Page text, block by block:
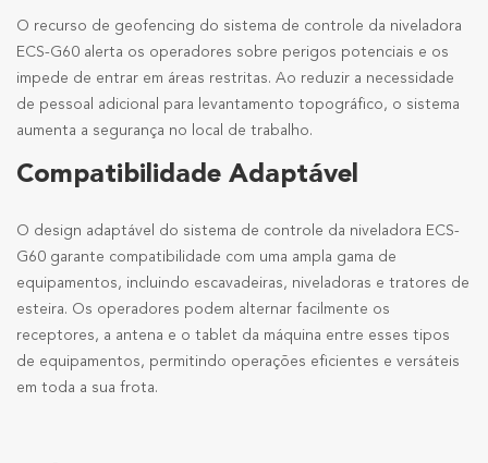
O recurso de geofencing do sistema de controle da niveladora
ECS-G60 alerta os operadores sobre perigos potenciais e os
impede de entrar em áreas restritas. Ao reduzir a necessidade
de pessoal adicional para levantamento topográfico, o sistema
aumenta a segurança no local de trabalho.
Compatibilidade Adaptável
O design adaptável do sistema de controle da niveladora ECS-
G60 garante compatibilidade com uma ampla gama de
equipamentos, incluindo escavadeiras, niveladoras e tratores de
esteira. Os operadores podem alternar facilmente os
receptores, a antena e o tablet da máquina entre esses tipos
de equipamentos, permitindo operações eficientes e versáteis
em toda a sua frota.